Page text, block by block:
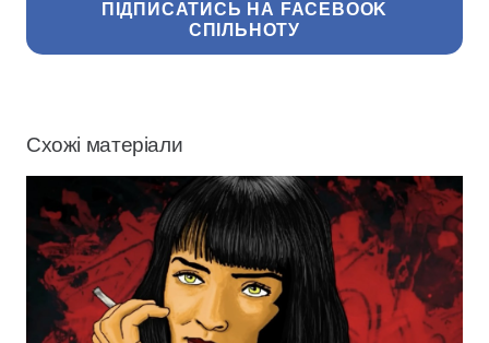
ПІДПИСАТИСЬ НА FACEBOOK
СПІЛЬНОТУ
Схожі матеріали